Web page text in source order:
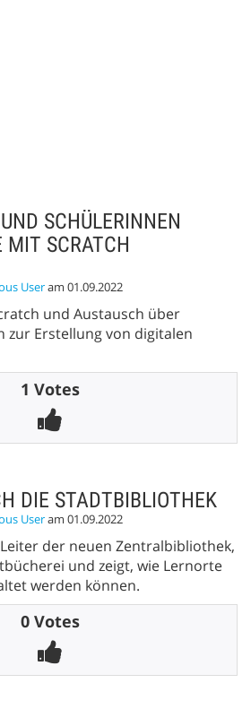
SCHÜLERINNEN
MIT SCRATCH
Useram 01.09.2022
und Austausch über
zur Erstellung von digitalen
1 Votes
DIE STADTBIBLIOTHEK
Useram 01.09.2022
der neuen Zentralbibliothek,
und zeigt, wie Lernorte
werden können.
0 Votes